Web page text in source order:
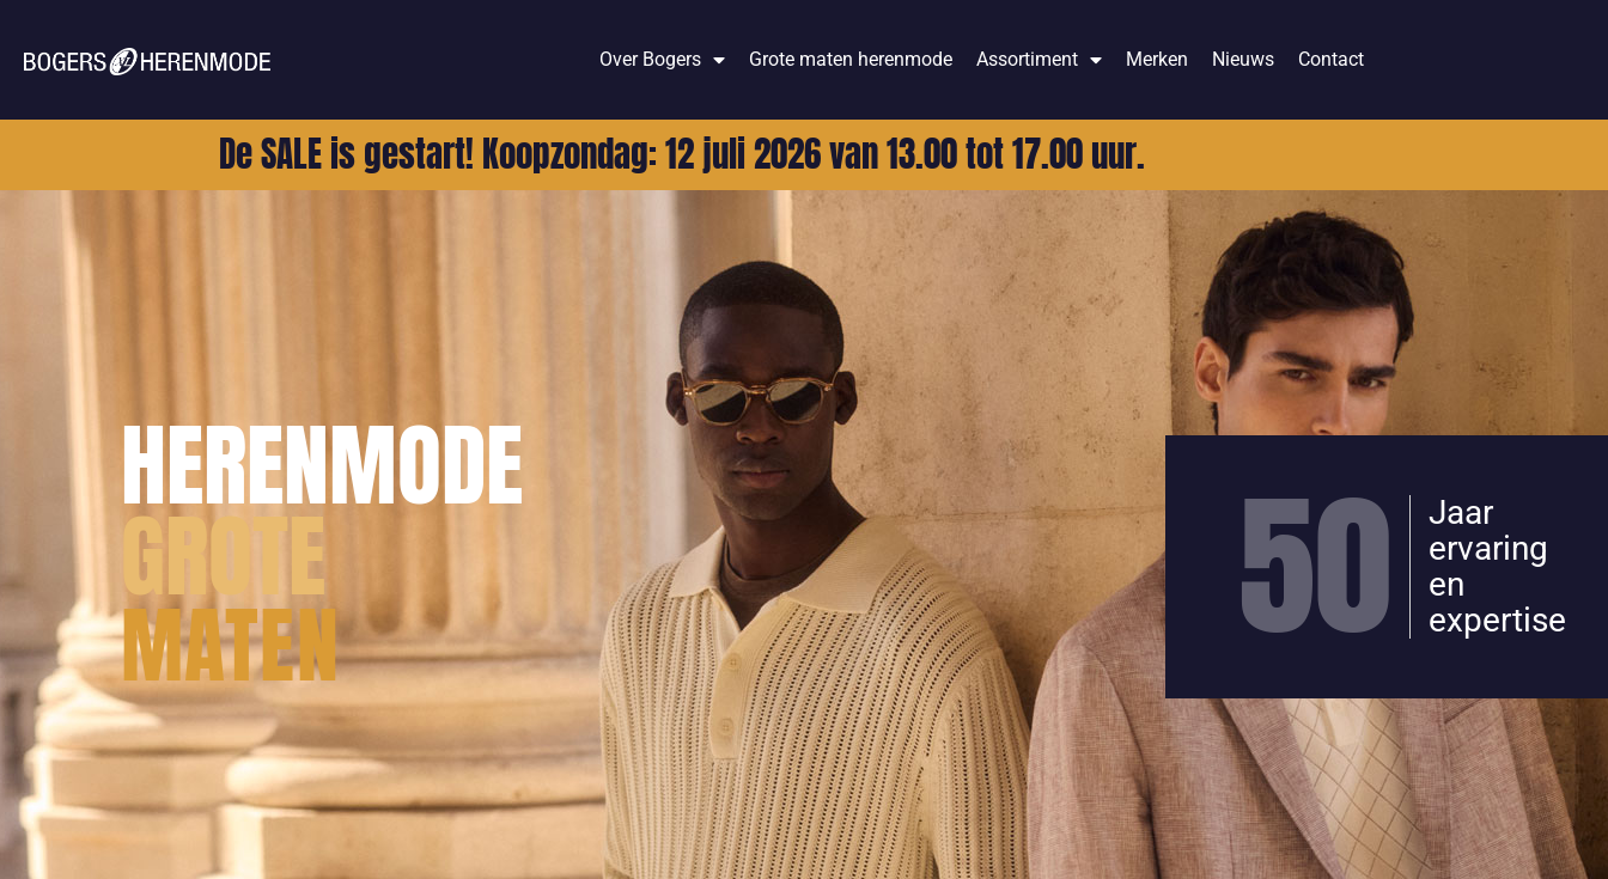
Over Bogers Grote maten herenmode Assortiment Merken Nieuws Contact
De SALE is gestart! Koopzondag: 12 juli 2026 van 13.00 tot 17.00 uur.
HERENMODE
GROTE
MATEN 50
Jaar
ervaring
en
expertise